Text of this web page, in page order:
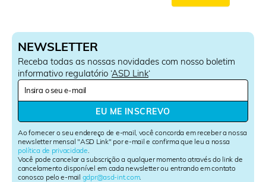
NEWSLETTER
Receba todas as nossas novidades com nosso boletim
informativo regulatório ‘ASD Link‘
N
s
l
e
t
t
e
Ao fornecer o seu endereço de e-mail, você concorda em receber a nossa
newsletter mensal "ASD Link" por e-mail e confirma que leu a nossa
política de privacidade
Você pode cancelar a subscrição a qualquer momento através do link de
cancelamento disponível em cada newsletter ou entrando em contato
conosco pelo e-mail gdpr@asd-int.com.
EU ME INSCREVO